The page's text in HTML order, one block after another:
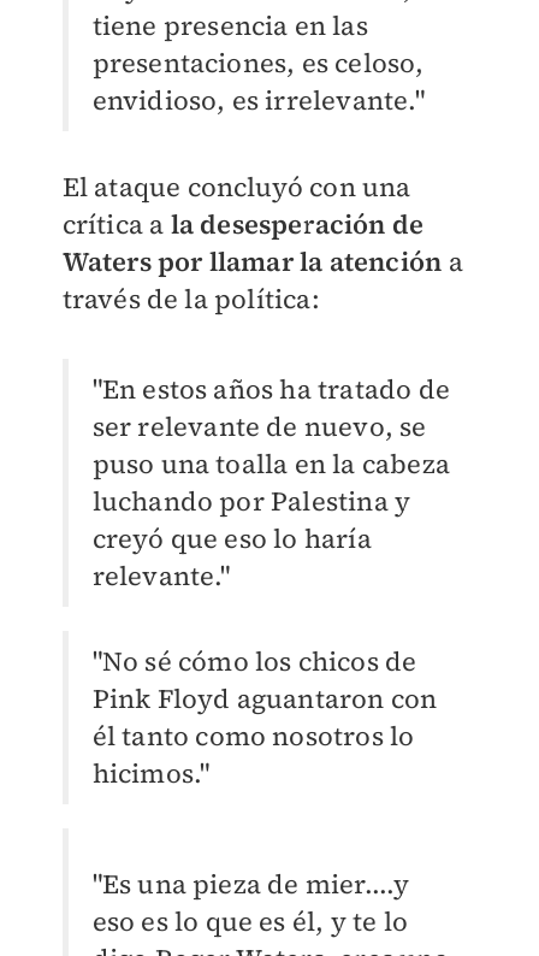
tiene presencia en las
presentaciones, es celoso,
envidioso, es irrelevante."
El ataque concluyó con una
crítica a la desesperación de
Waters por llamar la atención a
través de la política:
"En estos años ha tratado de
ser relevante de nuevo, se
puso una toalla en la cabeza
luchando por Palestina y
creyó que eso lo haría
relevante."
"No sé cómo los chicos de
Pink Floyd aguantaron con
él tanto como nosotros lo
hicimos."
"Es una pieza de mier....y
eso es lo que es él, y te lo